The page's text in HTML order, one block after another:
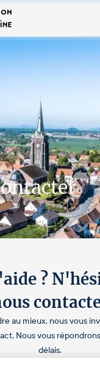
?
au mieux, nous vous
Nous vous
délais.